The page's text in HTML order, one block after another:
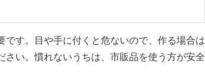
す。目や手に付くと危ないので、作る場合は
い。慣れないうちは、市販品を使う方が安全